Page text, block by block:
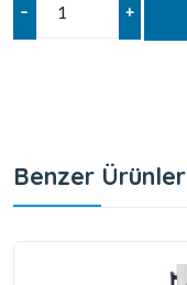
– +
Benzer Ürünler